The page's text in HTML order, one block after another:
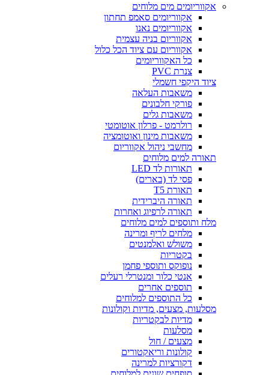
אקווריומים מים מלוחים
אקווריומים סאמפ תחתון
אקווריומים נאנו
אקווריום בניה עצמית
אקווריום עם ציוד הכל כלול
כל האקווריומים
צנרת PVC
ציוד היקפי חשמלי
משאבות העלאה
פורקי חלבונים
משאבות גלים
רולרמט - פרלון אוטומטי
משאבות מינון ואוטומציה
מחשבי ניהול אקווריום
תאורה למים מלוחים
תאורות לד LED
פסי לד (בארים)
תאורת T5
תאורה היברידית
תאורה לרפיוג ואחרות
מלח ותוספים למים מלוחים
מלחים לריף ומרינה
משולש ואלמנטים
בקטריות
נופוקס ותוספי פחמן
אנטי כלור ומנטרלי רעלים
תוספים אחרים
כל התוספים למלוחים
מסלעות, מצעים, מדיות וקולונות
מדיות לבקטריות
מסלעות
מצעים / חול
קולונות וריאקטורים
דקורציות למרינה